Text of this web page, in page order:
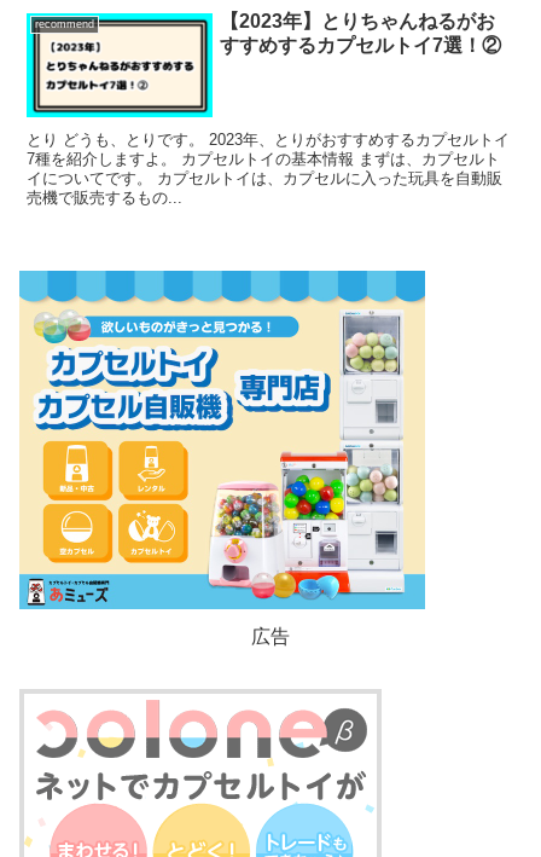
recommend
【2023年】とりちゃんねるがお
すすめするカプセルトイ7選！②
とり どうも、とりです。 2023年、とりがおすすめするカプセルトイ
7種を紹介しますよ。 カプセルトイの基本情報 まずは、カプセルト
イについてです。 カプセルトイは、カプセルに入った玩具を自動販
売機で販売するもの...
広告